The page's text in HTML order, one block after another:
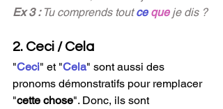
Ex 3 : Tu comprends tout ce que je dis ?
2. Ceci / Cela
"Ceci" et "Cela" sont aussi des
pronoms démonstratifs pour remplacer
"cette chose". Donc, ils sont